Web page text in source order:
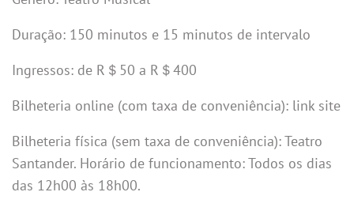
Duração: 150 minutos e 15 minutos de intervalo
Ingressos: de R＄50 a R＄400
Bilheteria online (com taxa de conveniência): link site
Bilheteria física (sem taxa de conveniência): Teatro
Santander. Horário de funcionamento: Todos os dias
das 12h00 às 18h00.